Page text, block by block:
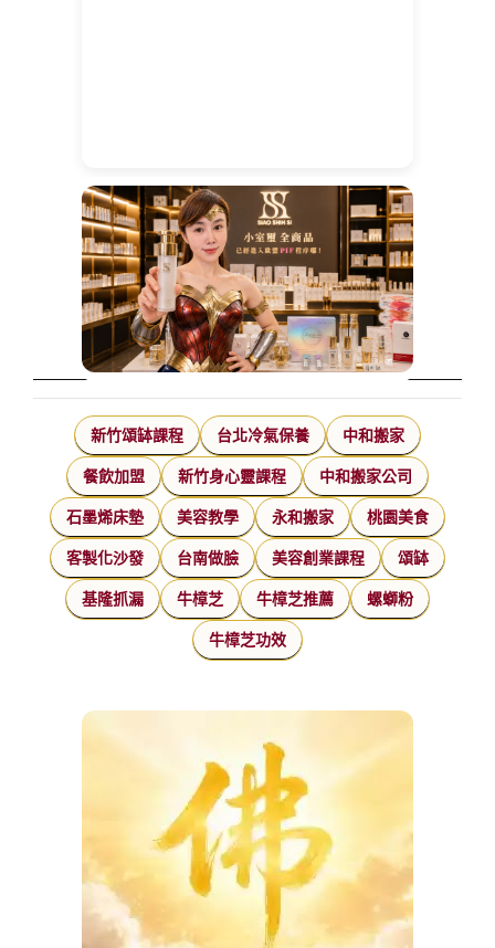
新竹頌缽課程 台北冷氣保養 中和搬家
餐飲加盟 新竹身心靈課程 中和搬家公司
石墨烯床墊 美容教學 永和搬家 桃園美食
客製化沙發 台南做臉 美容創業課程 頌缽
基隆抓漏 牛樟芝 牛樟芝推薦 螺螄粉
牛樟芝功效